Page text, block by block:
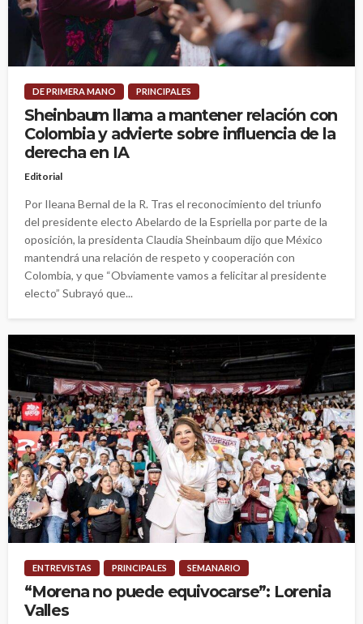
DE PRIMERA MANO PRINCIPALES
Sheinbaum llama a mantener relación con
Colombia y advierte sobre influencia de la
derecha en IA
Editorial
Por Ileana Bernal de la R. Tras el reconocimiento del triunfo
del presidente electo Abelardo de la Espriella por parte de la
oposición, la presidenta Claudia Sheinbaum dijo que México
mantendrá una relación de respeto y cooperación con
Colombia, y que “Obviamente vamos a felicitar al presidente
electo” Subrayó que...
ENTREVISTAS PRINCIPALES SEMANARIO
“Morena no puede equivocarse”: Lorenia
Valles